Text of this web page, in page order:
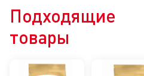
Подходящие
товары